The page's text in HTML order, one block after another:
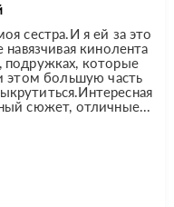
сестра.И я ей за это
кинолента
которые
этом большую часть
сюжет, отличные...